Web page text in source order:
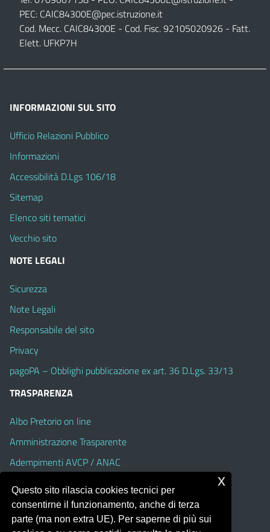
PEC: CAIC84300E@pec.istruzione.it
Cod. Mecc. CAIC84300E - Cod. Fisc. 92105020926 - Fatt.
Elett. UFKP7H
INFORMAZIONI SUL SITO
Ufficio Relazioni Pubblico
Informazioni
Accessibilità D.Lgs 106/18
Sitemap
Elenco siti tematici
Vecchio sito
NOTE LEGALI
Sicurezza
Note Legali
Responsabile del sito
Privacy
pagoPA – Obblighi pubblicazione ex art. 36 D.Lgs. 33/13
TRASPARENZA
Albo Pretorio on line
Amministrazione Trasparente
Adempimenti AVCP / ANAC
Dichiarazione di accessibilità
Questo sito rilascia cookies tecnici per
consentirne il funzionamento, anche di terza
parte (ma non extra UE). Per saperne di più sui
x